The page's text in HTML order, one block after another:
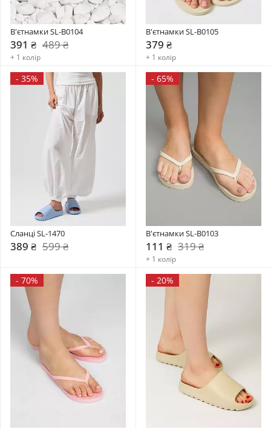
В'єтнамки SL-B0104
391 ₴ 489 ₴
+ 1 колір
В'єтнамки SL-B0105
379 ₴
+ 1 колір
- 35%
Сланці SL-1470
389 ₴ 599 ₴
- 65%
В'єтнамки SL-B0103
111 ₴ 319 ₴
+ 1 колір
- 70% - 20%